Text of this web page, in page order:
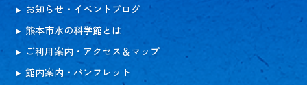
お知らせ・イベントブログ
熊本市水の科学館とは
ご利用案内・アクセス＆マップ
館内案内・パンフレット